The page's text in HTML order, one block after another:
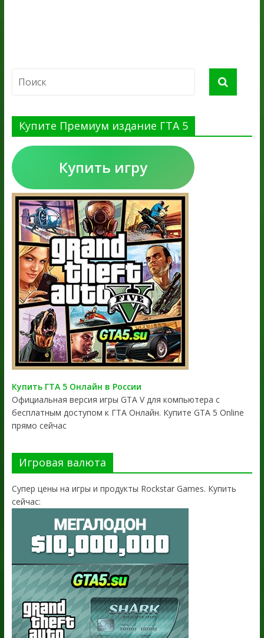
Купите Премиум издание ГТА 5
Купить игру
Купить ГТА 5 Онлайн в России
Официальная версия игры GTA V для компьютера с
бесплатным доступом к ГТА Онлайн. Купите GTA 5 Online
прямо сейчас
Игровая валюта
Супер цены на игры и продукты Rockstar Games. Купить
сейчас: